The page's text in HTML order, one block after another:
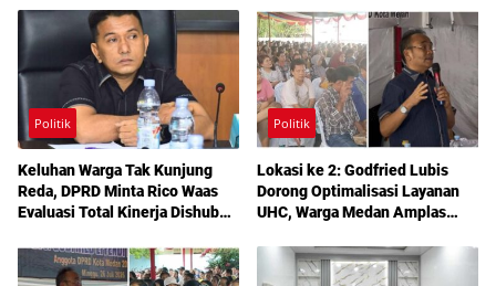
Politik
Keluhan Warga Tak Kunjung
Reda, DPRD Minta Rico Waas
Evaluasi Total Kinerja Dishub
Politik
Lokasi ke 2: Godfried Lubis
Dorong Optimalisasi Layanan
UHC, Warga Medan Amplas
Berobat Gratis Bermodal KTP